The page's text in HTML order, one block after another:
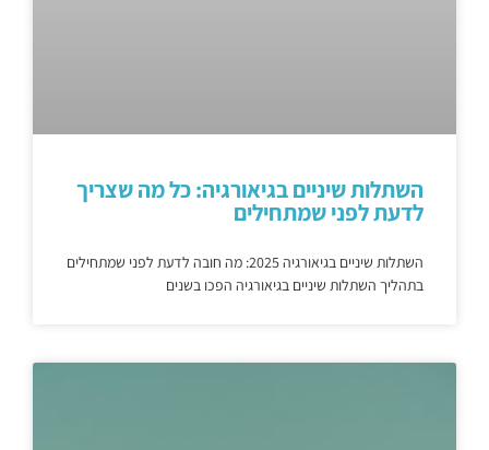
השתלות שיניים בגיאורגיה: כל מה שצריך
לדעת לפני שמתחילים
השתלות שיניים בגיאורגיה 2025: מה חובה לדעת לפני שמתחילים
בתהליך השתלות שיניים בגיאורגיה הפכו בשנים